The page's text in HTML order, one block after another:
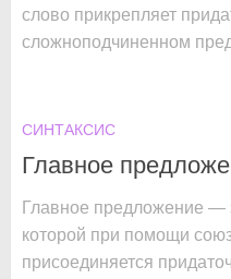
слово прикрепляет
сложноподчиненном
СИНТАКСИС
Главное
Главное предложение —
которой при помощи
присоединяется